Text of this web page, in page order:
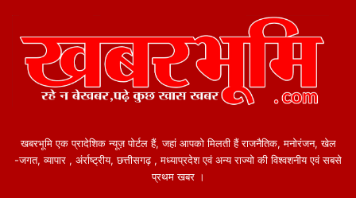
खबरभूमि एक प्रादेशिक न्यूज़ पोर्टल हैं, जहां आपको मिलती हैं राजनैतिक, मनोरंजन, खेल
-जगत, व्यापार , अंर्राष्ट्रीय, छत्तीसगढ़ , मध्याप्रदेश एवं अन्य राज्यो की विश्वशनीय एवं सबसे
प्रथम खबर ।